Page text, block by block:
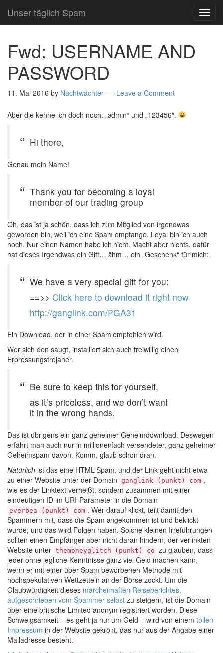
Unser täglich Spam
Fwd: USERNAME AND
PASSWORD
11. Mai 2016 by Nachtwächter Leave a Comment
Aber die kenne ich doch noch: „admin“ und „123456″.
Hi there,
Genau mein Name!
Thank you for becoming a loyal
member of our trading group
Oh, das ist ja schön, dass ich zum Mitglied von irgendwas
geworden bin, weil ich eine Spam empfange. Loyal bin ich auch
noch. Nur einen Namen habe ich nicht. Macht aber nichts, dafür
hat dieses Irgendwas ein Gift… ähm… ein „Geschenk“ für mich:
We have a very special gift for you:
==>> Click here to download it right now
http://ganglink.com/PGA31
Ein Download, der in einer Spam empfohlen wird.
Wer sich den saugt, installiert sich auch freiwillig einen
Erpressungstrojaner.
Be sure to keep this for yourself,
as it’s priceless, and we don’t want
it in the wrong hands.
Das ist übrigens ein ganz geheimer Geheimdownload. Deswegen
erfährt man auch nur in millionenfach versendeter, ganz geheimer
Geheimspam davon. Komm, glaub schon dran.
Natürlich ist das eine HTML-Spam, und der Link geht nicht etwa
zu einer Website unter der Domain ganglink (punkt) com ,
wie es der Linktext verheißt, sondern zusammen mit einer
eindeutigen ID im URI-Parameter in die Domain
everbea (punkt) com . Wer darauf klickt, teilt damit den
Spammern mit, dass die Spam angekommen ist und beklickt
wurde, und das wird Folgen haben. Solche kleinen Irreführungen
sollten einen Empfänger aber nicht daran hindern, der verlinkten
Website unter themoneyglitch (punkt) co zu glauben, dass
jeder ohne jegliche Kenntnisse ganz viel Geld machen kann,
wenn er mit einer über Spam beworbenen Methode mit
hochspekulativen Wettzetteln an der Börse zockt. Um die
Glaubwürdigkeit dieses märchenhaften Reiseberichtes,
aufgeschrieben vom Spammer selbst zu steigern, ist die Domain
über eine britische Limited anonym registriert worden. Diese
Schweigsamkeit – es geht ja nur um Geld – wird von einem tollen
Impressum in der Website gekrönt, das nur aus der Angabe einer
Mailadresse besteht.